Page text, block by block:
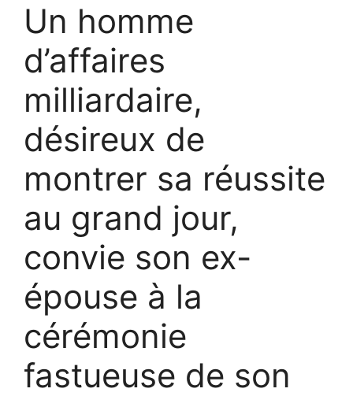
Un homme
d’affaires
milliardaire,
désireux de
montrer sa réussite
au grand jour,
convie son ex-
épouse à la
cérémonie
fastueuse de son